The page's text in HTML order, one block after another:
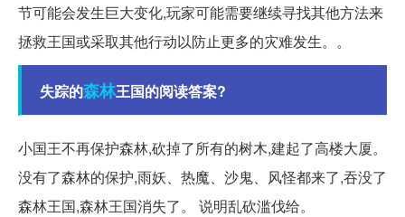
节可能会发生巨大变化,玩家可能需要继续寻找其他方法来
拯救王国或采取其他行动以防止更多的灾难发生。。
失踪的森林王国的阅读答案?
小国王不再保护森林,砍掉了所有的树木,建起了高楼大厦。
没有了森林的保护,雨妖、热魔、沙鬼、风怪都来了,吞没了
森林王国,森林王国消失了。 说明乱砍滥伐给。